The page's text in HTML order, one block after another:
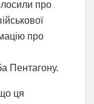
про
про
Пентагону.
ця